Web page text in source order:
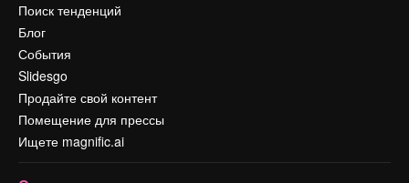
Поиск тенденций
Блог
События
Slidesgo
Продайте свой контент
Помещение для прессы
Ищете magnific.ai